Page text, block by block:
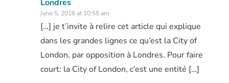
Londres
June 5, 2016 at 10:55 am
[…] je t’invite à relire cet article qui explique
dans les grandes lignes ce qu’est la City of
London, par opposition à Londres. Pour faire
court: la City of London, c’est une entité […]